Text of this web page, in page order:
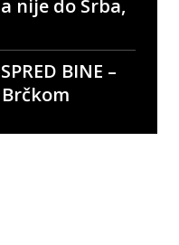
nije do Srba,
BINE –